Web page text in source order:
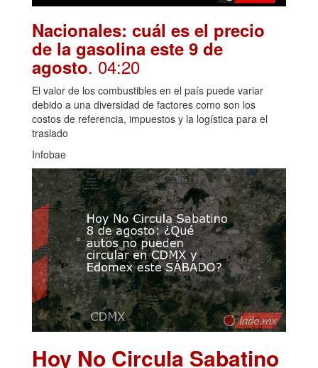
Nacionales: cuál es el precio
de la gasolina este 9 de
agosto. 04:20
El valor de los combustibles en el país puede variar
debido a una diversidad de factores como son los
costos de referencia, impuestos y la logística para el
traslado
Infobae
Hoy No Circula Sabatino